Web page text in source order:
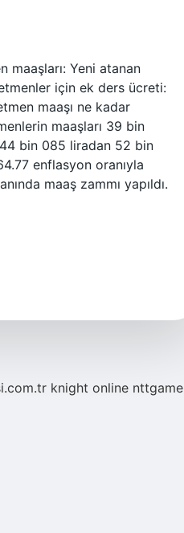
maaşları: Yeni atanan
için ek ders ücreti:
maaşı ne kadar
maaşları 39 bin
bin 085 liradan 52 bin
enflasyon oranıyla
maaş zammı yapıldı.
knight online nttgame